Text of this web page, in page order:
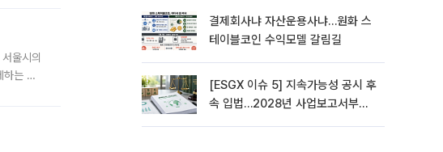
울시의
하는 카
결제회사냐 자산운용사냐…원화 스
테이블코인 수익모델 갈림길
[ESGX 이슈 5] 지속가능성 공시 후
속 입법…2028년 사업보고서부터